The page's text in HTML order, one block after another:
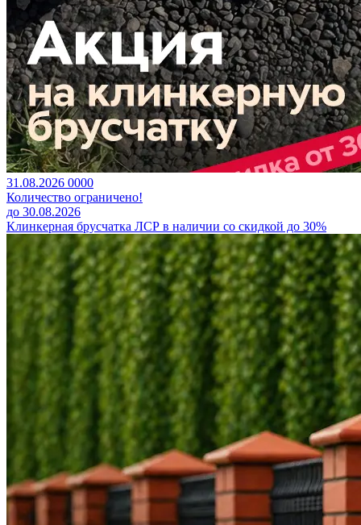
31.08.2026 0000
Количество ограничено!
до 30.08.2026
Клинкерная брусчатка ЛСР в наличии со скидкой до 30%